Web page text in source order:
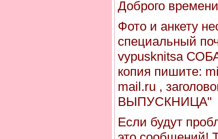
Доброго
Фото и анкету
специальный
vypusknitsa
копия пишите:
mail.ru ,
ВЫПУСКНИЦА"
Если будут